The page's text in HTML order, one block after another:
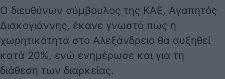
Ο διευθύνων σύμβουλος της ΚΑΕ, Αγαπητός
Διακογιάννης, έκανε γνωστό πως η
χωρητικότητα στο Αλεξάνδρειο θα αυξηθεί
κατά 20%, ενώ ενημέρωσε και για τη
διάθεση των διαρκείας.